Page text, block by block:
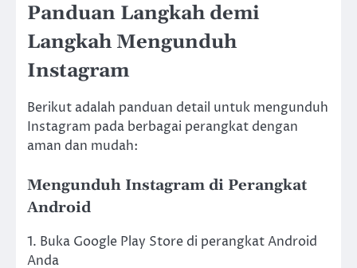
Panduan Langkah demi
Langkah Mengunduh
Instagram
Berikut adalah panduan detail untuk mengunduh
Instagram pada berbagai perangkat dengan
aman dan mudah:
Mengunduh Instagram di Perangkat
Android
1. Buka Google Play Store di perangkat Android
Anda